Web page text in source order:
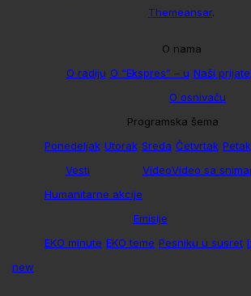
Themeansar.
O nama
O radiju O “Ekspres” – u Naši
O osnivaču
Programska šema
Ponedeljak Utorak Sreda Četvrtak Petak
Vesti
Humanitarne akcije
VideoVideo sa
Emisije
EKO minute EKO teme Pesniku u susret
new